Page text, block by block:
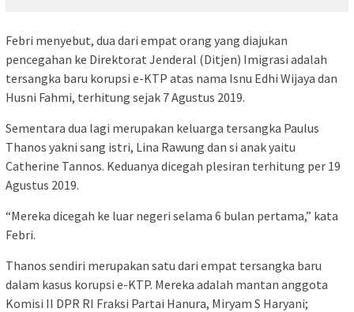
Febri menyebut, dua dari empat orang yang diajukan
pencegahan ke Direktorat Jenderal (Ditjen) Imigrasi adalah
tersangka baru korupsi e-KTP atas nama Isnu Edhi Wijaya dan
Husni Fahmi, terhitung sejak 7 Agustus 2019.
Sementara dua lagi merupakan keluarga tersangka Paulus
Thanos yakni sang istri, Lina Rawung dan si anak yaitu
Catherine Tannos. Keduanya dicegah plesiran terhitung per 19
Agustus 2019.
“Mereka dicegah ke luar negeri selama 6 bulan pertama,” kata
Febri.
Thanos sendiri merupakan satu dari empat tersangka baru
dalam kasus korupsi e-KTP. Mereka adalah mantan anggota
Komisi II DPR RI Fraksi Partai Hanura, Miryam S Haryani;